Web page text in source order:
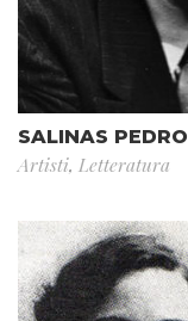
SALINAS PEDRO
Artisti, Letteratura